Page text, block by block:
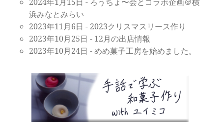
浜みなとみらい
2023年11月6日 - 2023クリスマスリース作り
2023年10月25日 - 12月の出店情報
2023年10月24日 -めめ菓子工房を始めました。